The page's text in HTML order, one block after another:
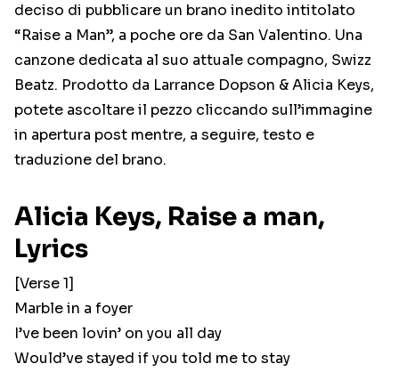
deciso di pubblicare un brano inedito intitolato
“Raise a Man”, a poche ore da San Valentino. Una
canzone dedicata al suo attuale compagno, Swizz
Beatz. Prodotto da Larrance Dopson & Alicia Keys,
potete ascoltare il pezzo cliccando sull’immagine
in apertura post mentre, a seguire, testo e
traduzione del brano.
Alicia Keys, Raise a man,
Lyrics
[Verse 1]
Marble in a foyer
I’ve been lovin’ on you all day
Would’ve stayed if you told me to stay